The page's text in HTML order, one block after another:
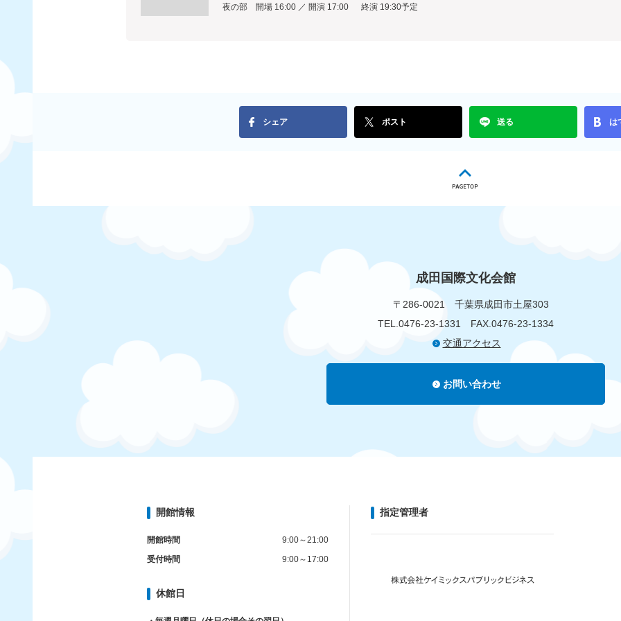
夜の部 開場 16:00 ／ 開演 17:00 終演 19:30予定
シェア ポスト 送る は
成田国際文化会館
〒286-0021 千葉県成田市土屋303
TEL.0476-23-1331 FAX.0476-23-1334
交通アクセス
お問い合わせ
開館情報
開館時間
9:00～21:00
受付時間
9:00～17:00
休館日
指定管理者